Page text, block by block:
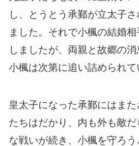
し、とうとう承鄞が立太子さ
ました。それで小楓の結婚
しましたが、両親と故郷の
小楓は次第に追い詰められて
皇太子になった承鄞にはま
たちはだかり、内も外も敵
な戦いが続き、小楓を守ろ